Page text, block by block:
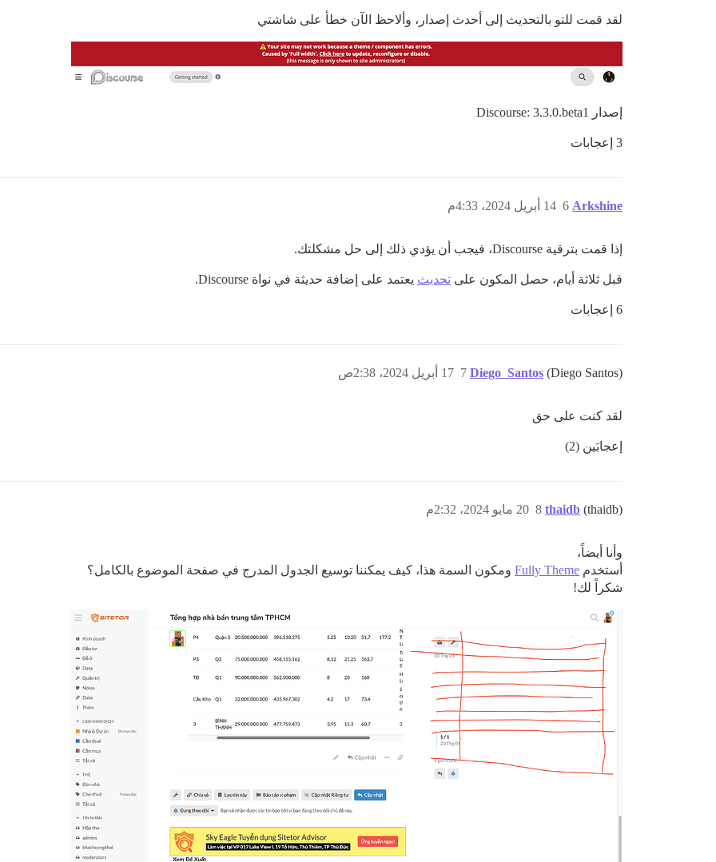
لقد قمت للتو بالتحديث إلى أحدث إصدار، وألاحظ الآن خطأ على شاشتي
إصدار Discourse: 3.3.0.beta1
3 إعجابات
Arkshine 14 أبريل 2024، 4:33م 6
إذا قمت بترقية Discourse، فيجب أن يؤدي ذلك إلى حل مشكلتك.
قبل ثلاثة أيام، حصل المكون على تحديث يعتمد على إضافة حديثة في نواة Discourse.
6 إعجابات
Diego_Santos (Diego Santos) 17 أبريل 2024، 2:38ص 7
لقد كنت على حق
إعجابَين (2)
thaidb (thaidb) 20 مايو 2024، 2:32م 8
وأنا أيضاً،
أستخدم Fully Theme ومكون السمة هذا، كيف يمكننا توسيع الجدول المدرج في صفحة الموضوع بالكامل؟
شكراً لك!